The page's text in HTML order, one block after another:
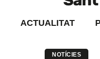
ACTUALITAT
NOTÍCIES